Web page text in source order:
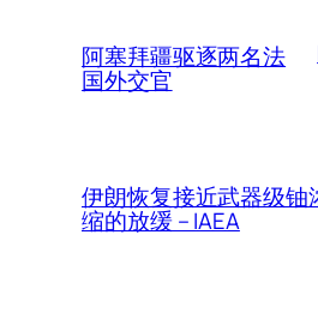
阿塞拜疆驱逐两名法
国外交官
伊朗恢复接近武器级铀
缩的放缓 – IAEA